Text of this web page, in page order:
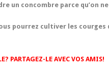
un concombre parce qu’on
pourrez cultiver les courges
PARTAGEZ-LE AVEC VOS AMIS!